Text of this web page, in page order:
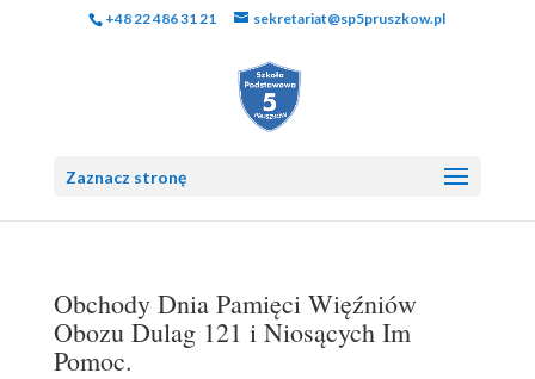
+48 22 486 31 21 sekretariat@sp5pruszkow.pl
Zaznacz stronę
Obchody Dnia Pamięci Więźniów
Obozu Dulag 121 i Niosących Im
Pomoc.